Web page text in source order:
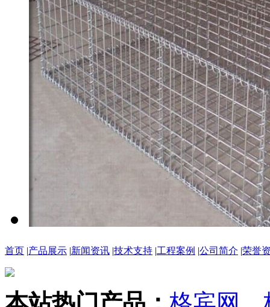
首页 |产品展示 |新闻资讯 |技术支持 |工程案例 |公司简介 |荣誉